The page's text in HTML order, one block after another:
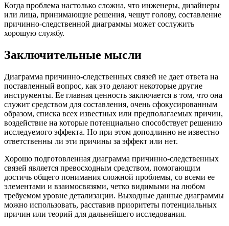
Когда проблема настолько сложна, что инженеры, дизайнеры
или лица, принимающие решения, чешут голову, составление
причинно-следственной диаграммы может сослужить
хорошую службу.
Заключительные мысли
Диаграмма причинно-следственных связей не дает ответа на
поставленный вопрос, как это делают некоторые другие
инструменты. Ее главная ценность заключается в том, что она
служит средством для составления, очень сфокусированным
образом, списка всех известных или предполагаемых причин,
воздействие на которые потенциально способствует решению
исследуемого эффекта. Но при этом доподлинно не известно
ответственны ли эти причины за эффект или нет.
Хорошо подготовленная диаграмма причинно-следственных
связей является превосходным средством, помогающим
достичь общего понимания сложной проблемы, со всеми ее
элементами и взаимосвязями, четко видимыми на любом
требуемом уровне детализации. Выходные данные диаграммы
можно использовать, расставив приоритеты потенциальных
причин или теорий для дальнейшего исследования.